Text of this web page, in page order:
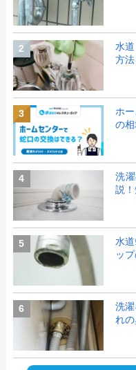
2
水
方
3
ホ
の
4
洗
説
5
水
ッ
6
洗
れ